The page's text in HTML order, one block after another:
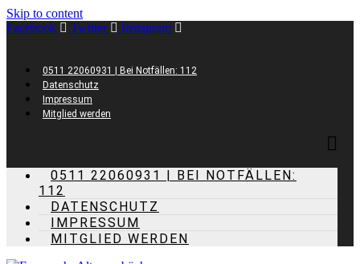
Skip to content
Facebook
Twitter Instagram
0511 22060931 | Bei Notfällen: 112
Datenschutz
Impressum
Mitglied werden
0511 22060931 | BEI NOTFÄLLEN:
112
DATENSCHUTZ
IMPRESSUM
MITGLIED WERDEN